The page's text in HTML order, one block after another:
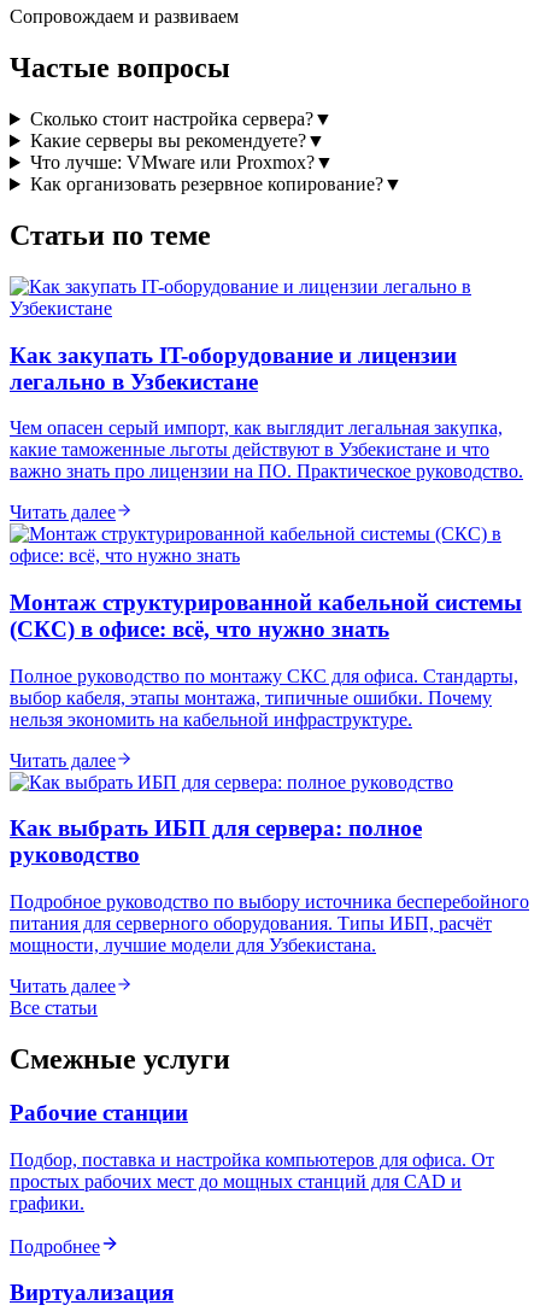
Сопровождаем и развиваем
Частые вопросы
Сколько стоит настройка сервера?▼
Какие серверы вы рекомендуете?▼
Что лучше: VMware или Proxmox?▼
Как организовать резервное копирование?▼
Статьи по теме
Как закупать IT-оборудование и лицензии
легально в Узбекистане
Чем опасен серый импорт, как выглядит легальная закупка,
какие таможенные льготы действуют в Узбекистане и что
важно знать про лицензии на ПО. Практическое руководство.
Читать далее
Монтаж структурированной кабельной системы
(СКС) в офисе: всё, что нужно знать
Полное руководство по монтажу СКС для офиса. Стандарты,
выбор кабеля, этапы монтажа, типичные ошибки. Почему
нельзя экономить на кабельной инфраструктуре.
Читать далее
Как выбрать ИБП для сервера: полное
руководство
Подробное руководство по выбору источника бесперебойного
питания для серверного оборудования. Типы ИБП, расчёт
мощности, лучшие модели для Узбекистана.
Читать далее
Все статьи
Смежные услуги
Рабочие станции
Подбор, поставка и настройка компьютеров для офиса. От
простых рабочих мест до мощных станций для CAD и
графики.
Подробнее
Виртуализация